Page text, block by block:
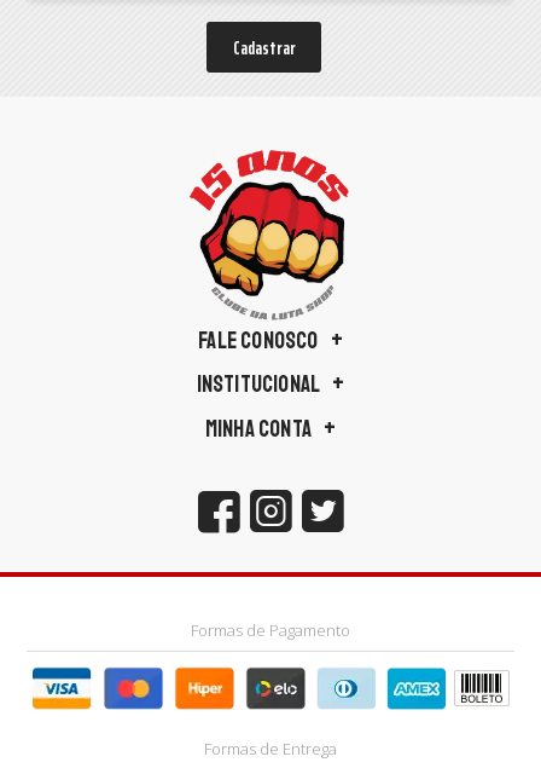
Cadastrar
FALE CONOSCO
INSTITUCIONAL
MINHA CONTA
Formas de Pagamento
Formas de Entrega